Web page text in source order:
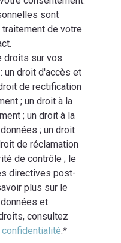
sont
de votre
droits sur vos
un droit d'accès et
de rectification
; un droit à la
; un droit à la
; un droit
de réclamation
de contrôle ; le
directives post-
plus sur le
et
consultez
.*